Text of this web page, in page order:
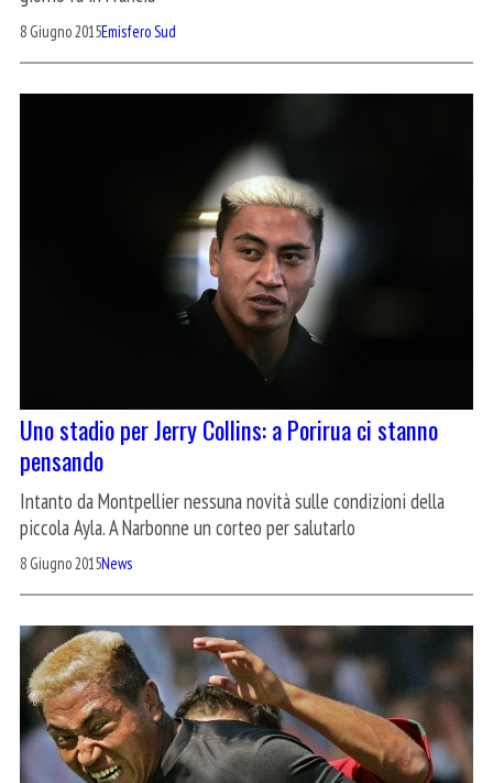
8 Giugno 2015Emisfero Sud
Uno stadio per Jerry Collins: a Porirua ci stanno
pensando
Intanto da Montpellier nessuna novità sulle condizioni della
piccola Ayla. A Narbonne un corteo per salutarlo
8 Giugno 2015News